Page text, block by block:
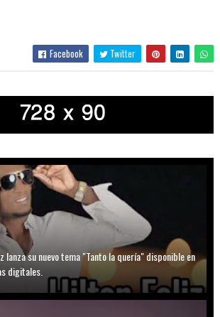
Facebook Twitter
lanza su nuevo tema "Tanto la quería" disponible en
digitales.